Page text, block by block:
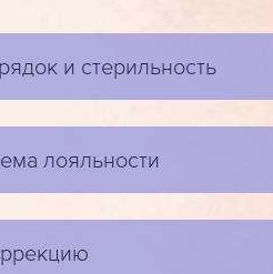
и стерильность
лояльности